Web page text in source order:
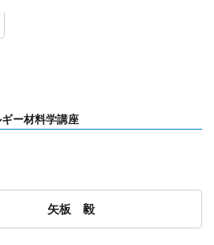
ギー材料学講座
矢板 毅